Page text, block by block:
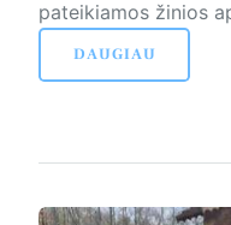
pateikiamos žinios
DAUGIAU